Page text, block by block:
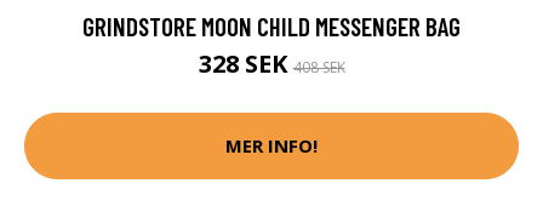
GRINDSTORE MOON CHILD MESSENGER BAG
328 SEK408 SEK
MER INFO!